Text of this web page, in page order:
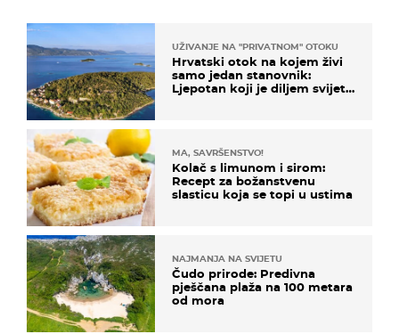
UŽIVANJE NA "PRIVATNOM" OTOKU
Hrvatski otok na kojem živi
samo jedan stanovnik:
Ljepotan koji je diljem svijeta
MA, SAVRŠENSTVO!
Kolač s limunom i sirom:
Recept za božanstvenu
slasticu koja se topi u ustima
NAJMANJA NA SVIJETU
Čudo prirode: Predivna
pješčana plaža na 100 metara
od mora